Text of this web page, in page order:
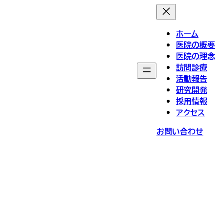
ホーム
医院の概要
医院の理念
訪問診療
活動報告
研究開発
採用情報
アクセス
お問い合わせ